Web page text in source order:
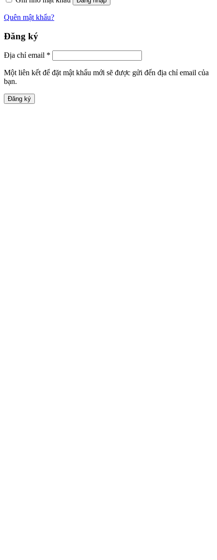
Quên mật khẩu?
Đăng ký
Địa chỉ email *
Một liên kết để đặt mật khẩu mới sẽ được gửi đến địa chỉ email của
bạn.
Đăng ký